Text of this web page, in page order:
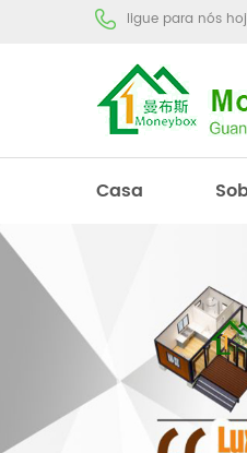
ligue para nós
Casa